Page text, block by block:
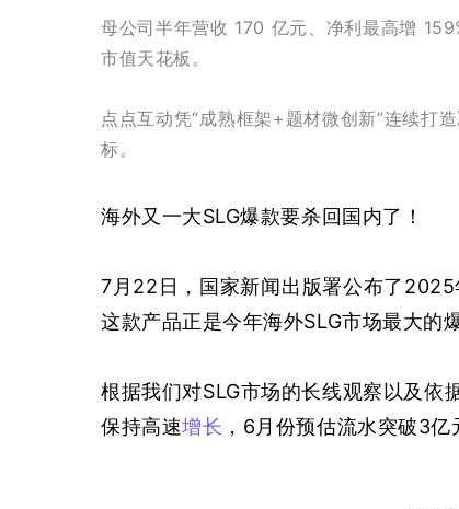
母公司半年营收 170 亿元、净利最高增
市值天花板。
点点互动凭“成熟框架+题材微创新”连续打
标。
海外又一大SLG爆款要杀回国内了！
7月22日，国家新闻出版署公布了2025
这款产品正是今年海外SLG市场最大的
根据我们对SLG市场的长线观察以及
保持高速增长 ，6月份预估流水突破3